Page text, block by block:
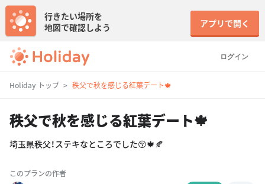
ログイン
行きたい場所を
地図で確認しよう
アプリで開く
Holiday トップ 秩父で秋を感じる紅葉デート🍁
秩父で秋を感じる紅葉デート🍁
埼玉県秩父！ステキなところでした😚🍁🍂
このプランの作者